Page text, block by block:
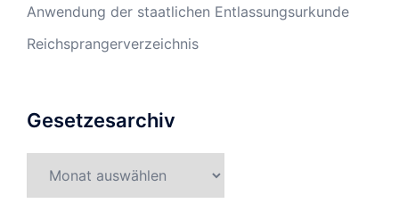
Anwendung der staatlichen Entlassungsurkunde
Reichsprangerverzeichnis
Gesetzesarchiv